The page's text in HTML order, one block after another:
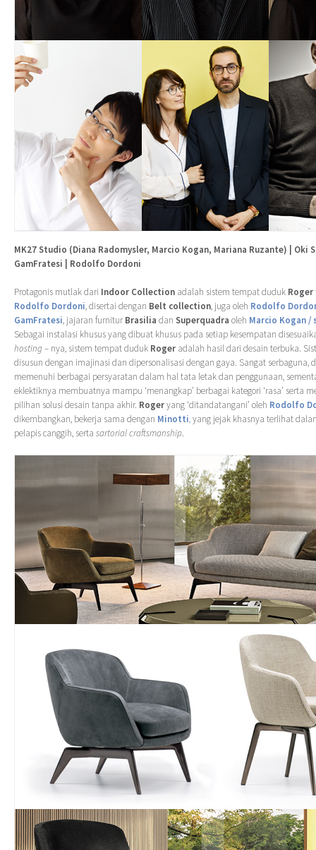
MK27 Studio (Diana Radomysler, Marcio Kogan, Mariana Ruzante) | Oki
GamFratesi | Rodolfo Dordoni
Protagonis mutlak dari Indoor Collection adalah sistem tempat duduk Roger
Rodolfo Dordoni, disertai dengan Belt collection, juga oleh Rodolfo
GamFratesi, jajaran furnitur Brasilia dan Superquadra oleh Marcio Kogan /
Sebagai instalasi khusus yang dibuat khusus pada setiap kesempatan
hosting– nya, sistem tempat duduk Roger adalah hasil dari desain terbuka.
disusun dengan imajinasi dan dipersonalisasi dengan gaya. Sangat serbaguna,
memenuhi berbagai persyaratan dalam hal tata letak dan penggunaan,
eklektiknya membuatnya mampu ‘menangkap’ berbagai kategori ‘rasa’ serta
pilihan solusi desain tanpa akhir. Rogeryang ‘ditandatangani’ oleh Rodolfo
dikembangkan, bekerja sama dengan Minotti,yang jejak khasnya terlihat
pelapis canggih, serta sartorial craftsmanship.